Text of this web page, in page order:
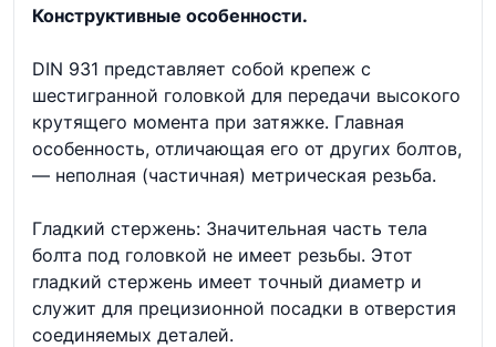
Конструктивные особенности.
DIN 931 представляет собой крепеж с
шестигранной головкой для передачи высокого
крутящего момента при затяжке. Главная
особенность, отличающая его от других болтов,
— неполная (частичная) метрическая резьба.
Гладкий стержень: Значительная часть тела
болта под головкой не имеет резьбы. Этот
гладкий стержень имеет точный диаметр и
служит для прецизионной посадки в отверстия
соединяемых деталей.